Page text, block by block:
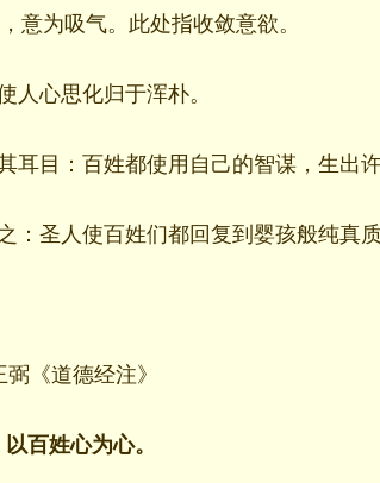
意为吸气。此处指收敛意欲。
人心思化归于浑朴。
耳目：百姓都使用自己的智谋，生出许
：圣人使百姓们都回复到婴孩般纯真质
《道德经注》
百姓心为心。